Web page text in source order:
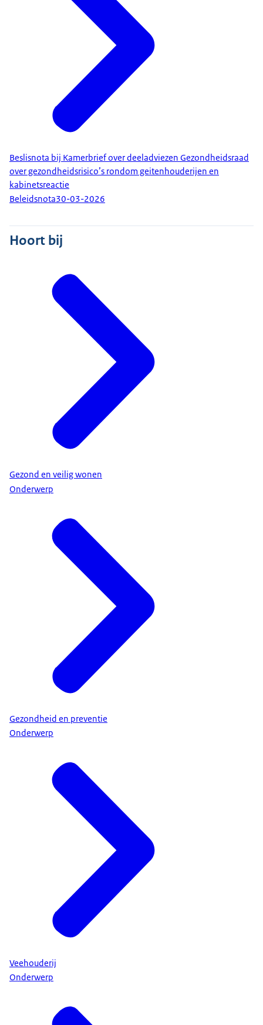
Beslisnota bij Kamerbrief over deeladviezen Gezondheidsraad
over gezondheidsrisico’s rondom geitenhouderijen en
kabinetsreactie
Beleidsnota30-03-2026
Hoort bij
Gezond en veilig wonen
Onderwerp
Gezondheid en preventie
Onderwerp
Veehouderij
Onderwerp